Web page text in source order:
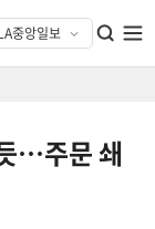
…주문 쇄